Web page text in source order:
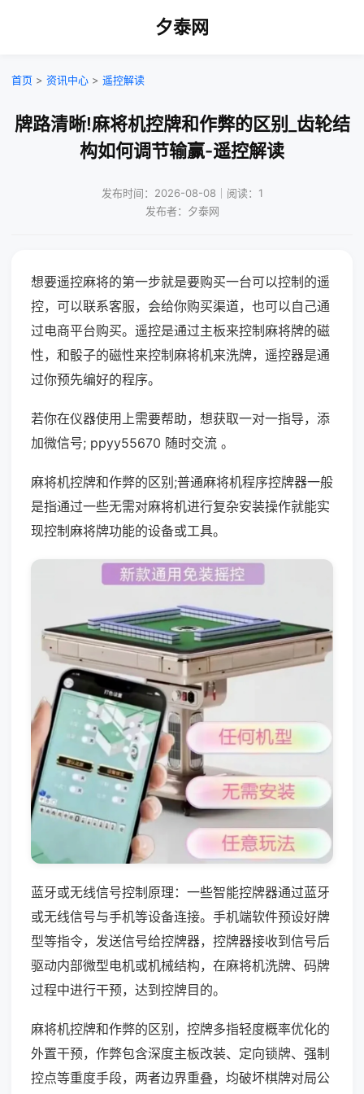
夕泰网
首页 > 资讯中心 > 遥控解读
牌路清晰!麻将机控牌和作弊的区别_齿轮结
构如何调节输赢-遥控解读
发布时间：2026-08-08｜阅读：1
发布者：夕泰网
想要遥控麻将的第一步就是要购买一台可以控制的遥
控，可以联系客服，会给你购买渠道，也可以自己通
过电商平台购买。遥控是通过主板来控制麻将牌的磁
性，和骰子的磁性来控制麻将机来洗牌，遥控器是通
过你预先编好的程序。
若你在仪器使用上需要帮助，想获取一对一指导，添
加微信号; ppyy55670 随时交流 。
麻将机控牌和作弊的区别;普通麻将机程序控牌器一般
是指通过一些无需对麻将机进行复杂安装操作就能实
现控制麻将牌功能的设备或工具。
蓝牙或无线信号控制原理：一些智能控牌器通过蓝牙
或无线信号与手机等设备连接。手机端软件预设好牌
型等指令，发送信号给控牌器，控牌器接收到信号后
驱动内部微型电机或机械结构，在麻将机洗牌、码牌
过程中进行干预，达到控牌目的。
麻将机控牌和作弊的区别，控牌多指轻度概率优化的
外置干预，作弊包含深度主板改装、定向锁牌、强制
控点等重度手段，两者边界重叠，均破坏棋牌对局公